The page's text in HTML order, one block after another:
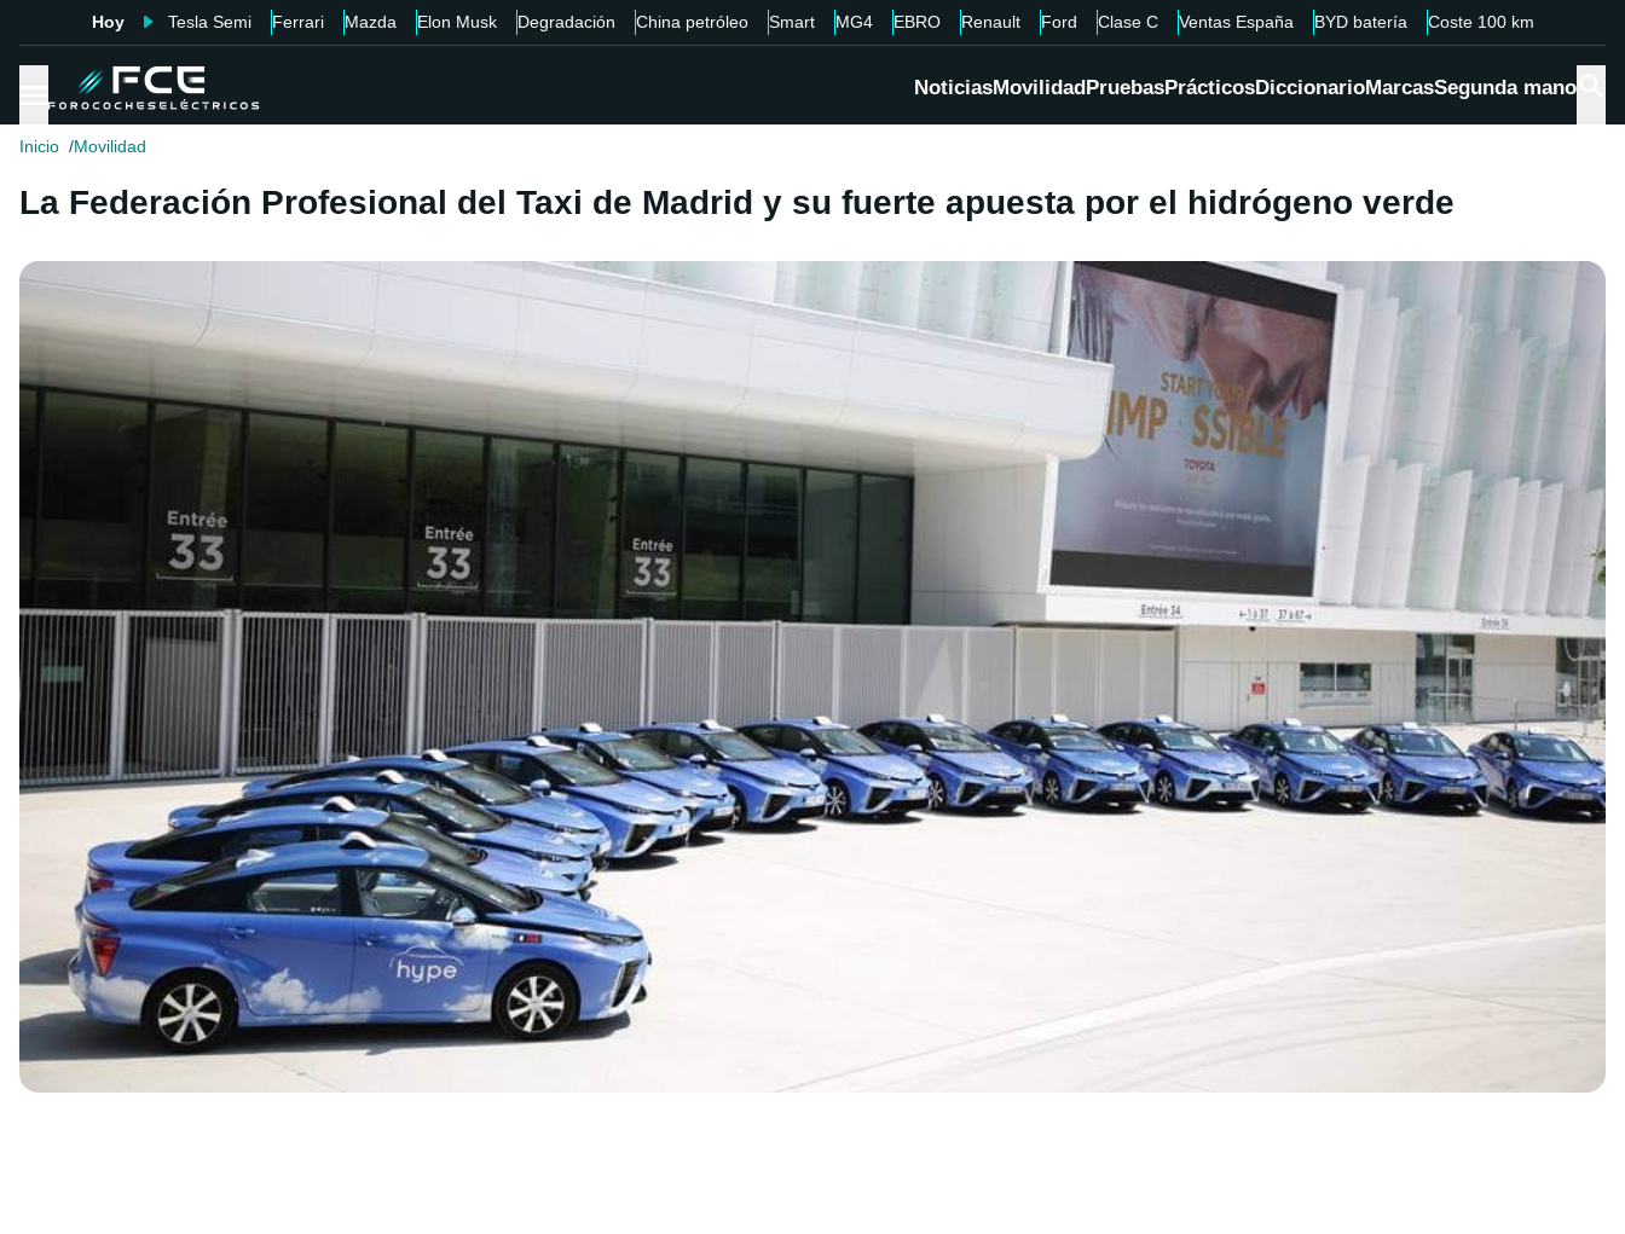
Hoy Tesla Semi Ferrari Mazda Elon Musk Degradación China petróleo Smart MG4 EBRO Renault Ford Clase C Ventas España BYD batería Coste 100 km
NoticiasMovilidadPruebasPrácticosDiccionarioMarcasSegunda mano
Inicio Movilidad
La Federación Profesional del Taxi de Madrid y su fuerte apuesta por el hidrógeno verde